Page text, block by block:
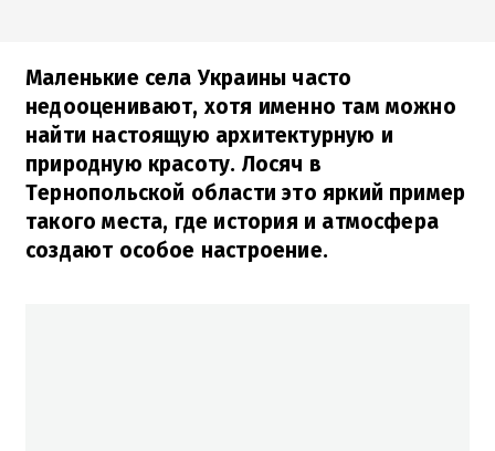
Маленькие села Украины часто
недооценивают, хотя именно там можно
найти настоящую архитектурную и
природную красоту. Лосяч в
Тернопольской области это яркий пример
такого места, где история и атмосфера
создают особое настроение.